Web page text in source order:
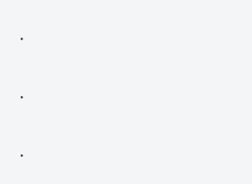
・
・
・